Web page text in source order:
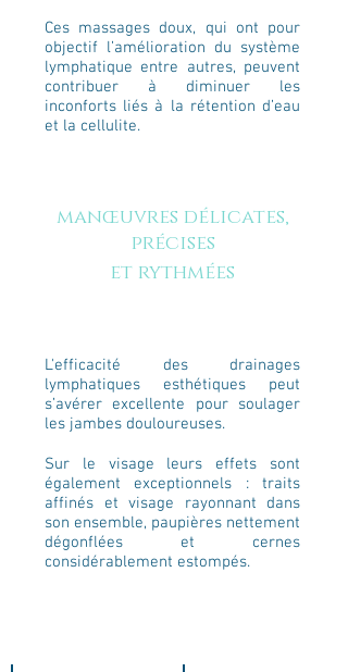
Ces massages doux, qui ont pour
objectif l’amélioration du système
lymphatique entre autres, peuvent
contribuer à diminuer les
inconforts liés à la rétention d’eau
et la cellulite.
manœuvres délicates,
précises
et rythmées
L'efficacité des drainages
lymphatiques esthétiques peut
s’avérer excellente pour soulager
les jambes douloureuses.
Sur le visage leurs effets sont
également exceptionnels : traits
affinés et visage rayonnant dans
son ensemble, paupières nettement
dégonflées et cernes
considérablement estompés.